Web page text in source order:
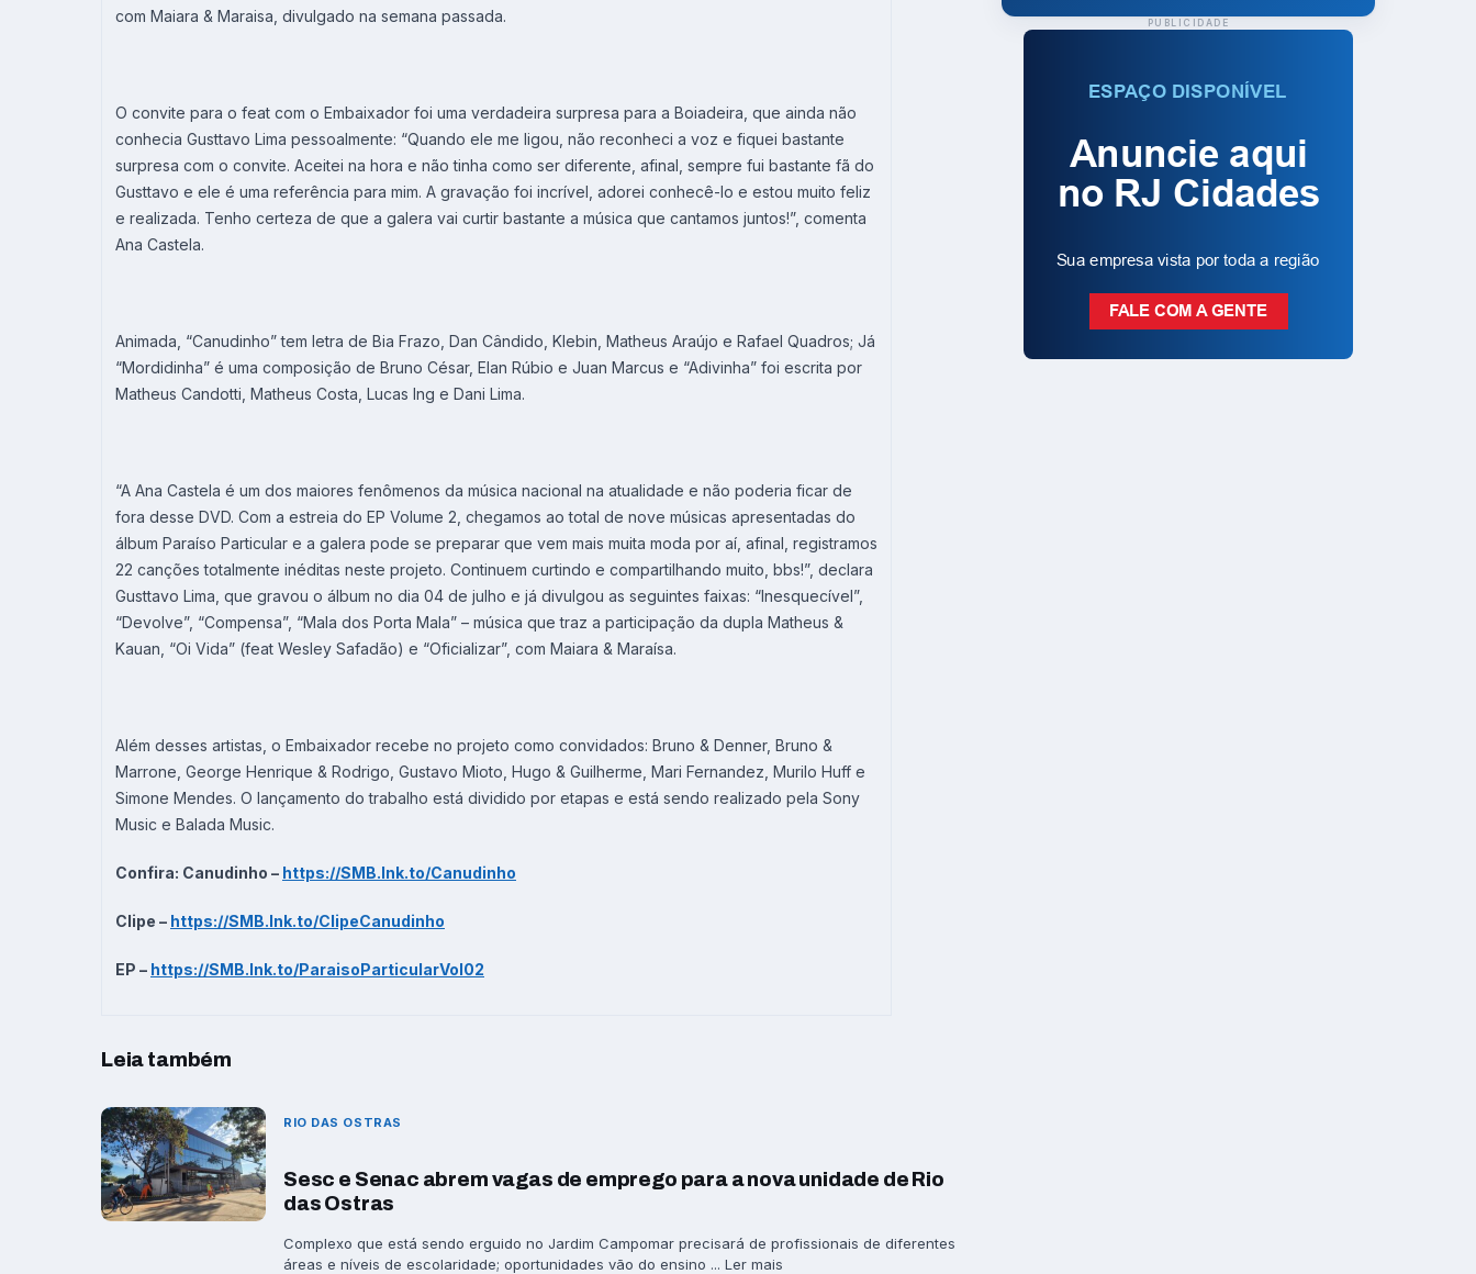
com Maiara & Maraisa, divulgado na semana passada.
O convite para o feat com o Embaixador foi uma verdadeira surpresa para a Boiadeira, que ainda não
conhecia Gusttavo Lima pessoalmente: “Quando ele me ligou, não reconheci a voz e fiquei bastante
surpresa com o convite. Aceitei na hora e não tinha como ser diferente, afinal, sempre fui bastante fã do
Gusttavo e ele é uma referência para mim. A gravação foi incrível, adorei conhecê-lo e estou muito feliz
e realizada. Tenho certeza de que a galera vai curtir bastante a música que cantamos juntos!”, comenta
Ana Castela.
Animada, “Canudinho” tem letra de Bia Frazo, Dan Cândido, Klebin, Matheus Araújo e Rafael Quadros; Já
“Mordidinha” é uma composição de Bruno César, Elan Rúbio e Juan Marcus e “Adivinha” foi escrita por
Matheus Candotti, Matheus Costa, Lucas Ing e Dani Lima.
“A Ana Castela é um dos maiores fenômenos da música nacional na atualidade e não poderia ficar de
fora desse DVD. Com a estreia do EP Volume 2, chegamos ao total de nove músicas apresentadas do
álbum Paraíso Particular e a galera pode se preparar que vem mais muita moda por aí, afinal, registramos
22 canções totalmente inéditas neste projeto. Continuem curtindo e compartilhando muito, bbs!”, declara
Gusttavo Lima, que gravou o álbum no dia 04 de julho e já divulgou as seguintes faixas: “Inesquecível”,
“Devolve”, “Compensa”, “Mala dos Porta Mala” – música que traz a participação da dupla Matheus &
Kauan, “Oi Vida” (feat Wesley Safadão) e “Oficializar”, com Maiara & Maraísa.
Além desses artistas, o Embaixador recebe no projeto como convidados: Bruno & Denner, Bruno &
Marrone, George Henrique & Rodrigo, Gustavo Mioto, Hugo & Guilherme, Mari Fernandez, Murilo Huff e
Simone Mendes. O lançamento do trabalho está dividido por etapas e está sendo realizado pela Sony
Music e Balada Music.
Confira: Canudinho – https://SMB.lnk.to/Canudinho
Clipe – https://SMB.lnk.to/ClipeCanudinho
EP – https://SMB.lnk.to/ParaisoParticularVol02
Leia também
RIO DAS OSTRAS
Sesc e Senac abrem vagas de emprego para a nova unidade de Rio
das Ostras
Complexo que está sendo erguido no Jardim Campomar precisará de profissionais de diferentes
áreas e níveis de escolaridade; oportunidades vão do ensino ... Ler mais
PUBLICIDADE